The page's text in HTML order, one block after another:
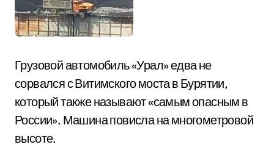
Грузовой автомобиль «Урал» едва не
сорвался с Витимского моста в Бурятии,
который также называют «самым опасным в
России». Машина повисла на многометровой
высоте.